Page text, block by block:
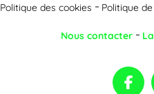
Politique des cookies Politique
Nous contacter